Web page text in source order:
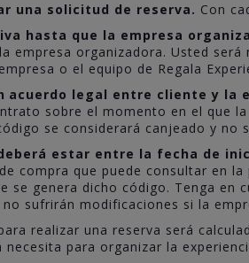
una solicitud de reserva. Con
hasta que la empresa
empresa organizadora. Usted
o el equipo de Regala
acuerdo legal entre cliente y la
sobre el momento en el que
se considerará canjeado y no
estar entre la fecha de
compra que puede consultar en
se genera dicho código. Tenga en
sufrirán modificaciones si la
realizar una reserva será
necesita para organizar la